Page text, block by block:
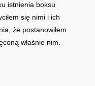
istnienia boksu
się nimi i ich
że postanowiłem
właśnie nim.